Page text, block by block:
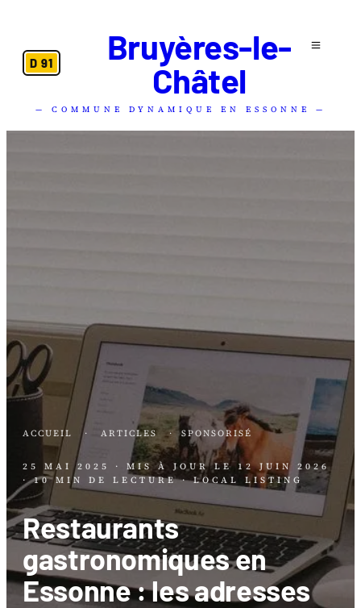
D 91
Bruyères-le-
Châtel
— COMMUNE DYNAMIQUE EN ESSONNE —
ACCUEIL · ARTICLES · SPONSORISÉ
25 MAI 2025 · MIS À JOUR LE 12 JUIN 2026
· 10 MIN DE LECTURE · LOCAL LISTING
Restaurants
gastronomiques en
Essonne : les adresses